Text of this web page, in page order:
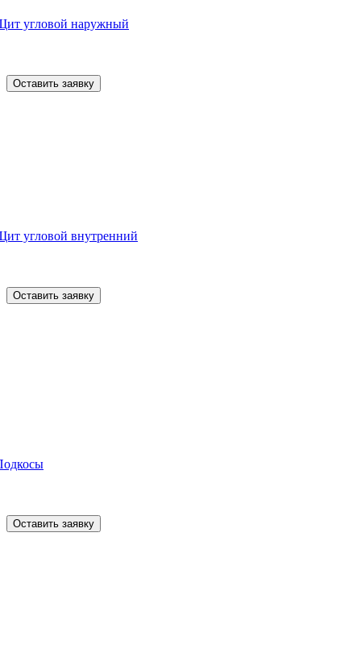
угловой наружный
Оставить заявку
угловой внутренний
Оставить заявку
Оставить заявку